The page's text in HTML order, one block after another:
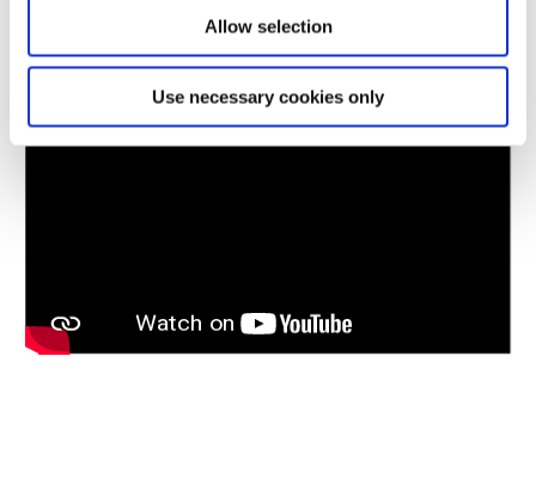
Allow selection
Use necessary cookies only